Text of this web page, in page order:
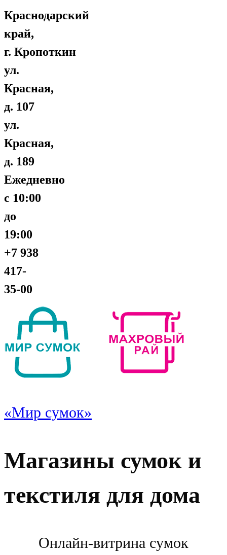
Краснодарский
край,
г. Кропоткин
ул.
Красная,
д. 107
ул.
Красная,
д. 189
Ежедневно
с 10:00
до
19:00
+7 938
417-
35-00
«Мир сумок»
Магазины сумок и
текстиля для дома
Онлайн-витрина сумок